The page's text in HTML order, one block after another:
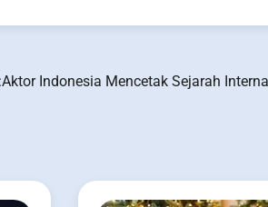
Aktor Indonesia Mencetak Sejarah